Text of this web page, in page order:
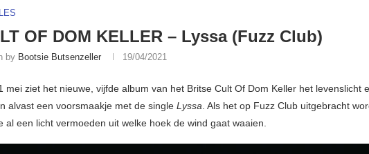
OF DOM KELLER – Lyssa (Fuzz Club)
by Bootsie Butsenzeller 19/04/2021
mei ziet het nieuwe, vijfde album van het Britse Cult Of Dom Keller het levenslicht
alvast een voorsmaakje met de single Lyssa. Als het op Fuzz Club uitgebracht
al een licht vermoeden uit welke hoek de wind gaat waaien.